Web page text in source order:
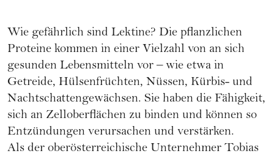
Wie gefährlich sind Lektine? Die pflanzlichen
Proteine kommen in einer Vielzahl von an sich
gesunden Lebensmitteln vor – wie etwa in
Getreide, Hülsenfrüchten, Nüssen, Kürbis- und
Nachtschattengewächsen. Sie haben die Fähigkeit,
sich an Zelloberflächen zu binden und können so
Entzündungen verursachen und verstärken.
Als der oberösterreichische Unternehmer Tobias